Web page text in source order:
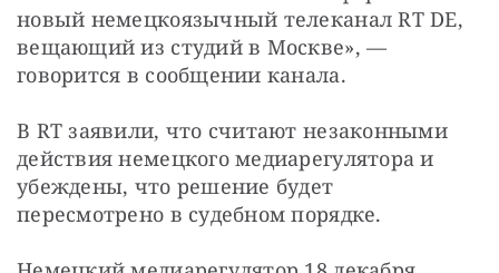
новый немецкоязычный телеканал RT DE,
вещающий из студий в Москве», —
говорится в сообщении канала.
В RT заявили, что считают незаконными
действия немецкого медиарегулятора и
убеждены, что решение будет
пересмотрено в судебном порядке.